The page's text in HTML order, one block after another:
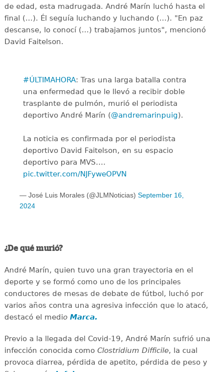
de edad, esta madrugada. André Marín luchó hasta el
final (...). Él seguía luchando y luchando (...). "En paz
descanse, lo conocí (...) trabajamos juntos", mencionó
David Faitelson.
#ÚLTIMAHORA: Tras una larga batalla contra
una enfermedad que le llevó a recibir doble
trasplante de pulmón, murió el periodista
deportivo André Marín (@andremarinpuig).
La noticia es confirmada por el periodista
deportivo David Faitelson, en su espacio
deportivo para MVS.…
pic.twitter.com/NJFyweOPVN
— José Luis Morales (@JLMNoticias) September 16,
2024
¿De qué murió?
André Marín, quien tuvo una gran trayectoria en el
deporte y se formó como uno de los principales
conductores de mesas de debate de fútbol, luchó por
varios años contra una agresiva infección que lo atacó,
destacó el medioMarca.
Previo a la llegada del Covid-19, André Marín sufrió una
infección conocida como Clostridium Difficile, la cual
provoca diarrea, pérdida de apetito, pérdida de peso y